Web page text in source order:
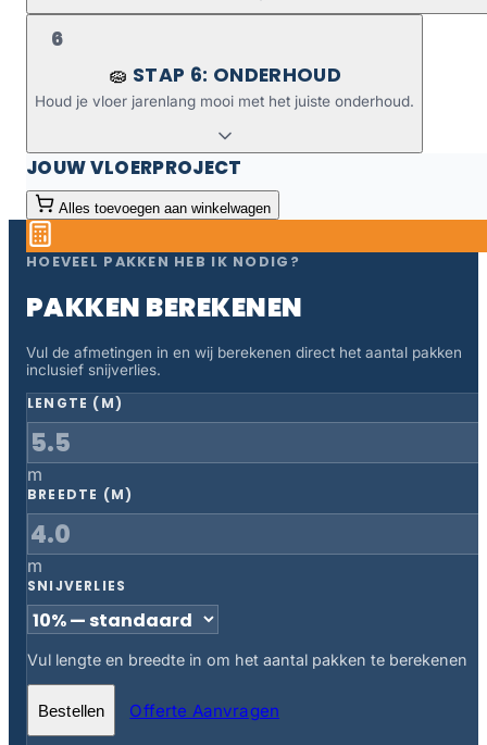
6
🧽 STAP 6: ONDERHOUD
Houd je vloer jarenlang mooi met het juiste onderhoud.
JOUW VLOERPROJECT
Alles toevoegen aan winkelwagen
HOEVEEL PAKKEN HEB IK NODIG?
PAKKEN BEREKENEN
Vul de afmetingen in en wij berekenen direct het aantal pakken
inclusief snijverlies.
LENGTE (M)
m
BREEDTE (M)
m
SNIJVERLIES
Vul lengte en breedte in om het aantal pakken te berekenen
Bestellen Offerte Aanvragen